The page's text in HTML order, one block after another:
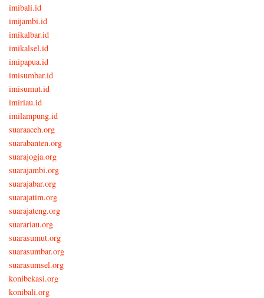
imibali.id
imijambi.id
imikalbar.id
imikalsel.id
imipapua.id
imisumbar.id
imisumut.id
imiriau.id
imilampung.id
suaraaceh.org
suarabanten.org
suarajogja.org
suarajambi.org
suarajabar.org
suarajatim.org
suarajateng.org
suarariau.org
suarasumut.org
suarasumbar.org
suarasumsel.org
konibekasi.org
konibali.org